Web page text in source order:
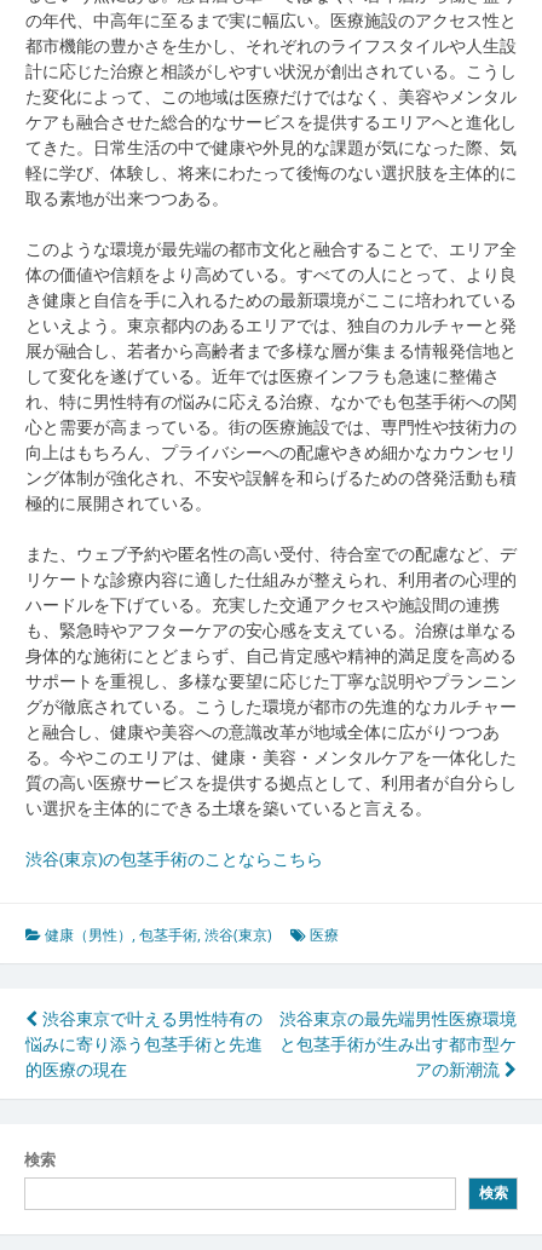
の年代、中高年に至るまで実に幅広い。医療施設のアクセス性と
都市機能の豊かさを生かし、それぞれのライフスタイルや人生設
計に応じた治療と相談がしやすい状況が創出されている。こうし
た変化によって、この地域は医療だけではなく、美容やメンタル
ケアも融合させた総合的なサービスを提供するエリアへと進化し
てきた。日常生活の中で健康や外見的な課題が気になった際、気
軽に学び、体験し、将来にわたって後悔のない選択肢を主体的に
取る素地が出来つつある。
このような環境が最先端の都市文化と融合することで、エリア全
体の価値や信頼をより高めている。すべての人にとって、より良
き健康と自信を手に入れるための最新環境がここに培われている
といえよう。東京都内のあるエリアでは、独自のカルチャーと発
展が融合し、若者から高齢者まで多様な層が集まる情報発信地と
して変化を遂げている。近年では医療インフラも急速に整備さ
れ、特に男性特有の悩みに応える治療、なかでも包茎手術への関
心と需要が高まっている。街の医療施設では、専門性や技術力の
向上はもちろん、プライバシーへの配慮やきめ細かなカウンセリ
ング体制が強化され、不安や誤解を和らげるための啓発活動も積
極的に展開されている。
また、ウェブ予約や匿名性の高い受付、待合室での配慮など、デ
リケートな診療内容に適した仕組みが整えられ、利用者の心理的
ハードルを下げている。充実した交通アクセスや施設間の連携
も、緊急時やアフターケアの安心感を支えている。治療は単なる
身体的な施術にとどまらず、自己肯定感や精神的満足度を高める
サポートを重視し、多様な要望に応じた丁寧な説明やプランニン
グが徹底されている。こうした環境が都市の先進的なカルチャー
と融合し、健康や美容への意識改革が地域全体に広がりつつあ
る。今やこのエリアは、健康・美容・メンタルケアを一体化した
質の高い医療サービスを提供する拠点として、利用者が自分らし
い選択を主体的にできる土壌を築いていると言える。
渋谷(東京)の包茎手術のことならこちら
健康（男性） ,包茎手術,渋谷(東京) 医療
投
稿
ナ
ビ
ゲ
ー
渋谷東京で叶える男性特有の
悩みに寄り添う包茎手術と先進
的医療の現在
渋谷東京の最先端男性医療環境
と包茎手術が生み出す都市型ケ
アの新潮流
検索
検索